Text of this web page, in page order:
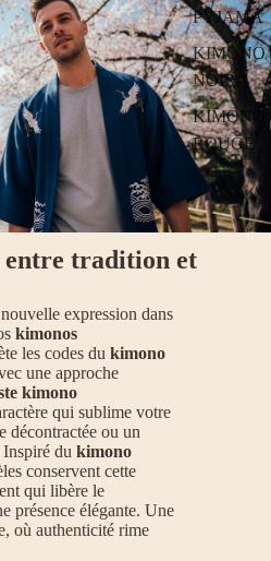
PYJAMA
KIMONO
NOIR
KIMONO
ROUGE
entre tradition et
expression dans
kimonos
les codes du kimono
une approche
kimono
qui sublime votre
décontractée ou un
du kimono
conservent cette
qui libère le
présence élégante. Une
où authenticité rime